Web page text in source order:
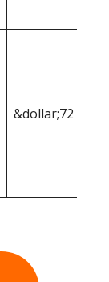
&dollar;72 280